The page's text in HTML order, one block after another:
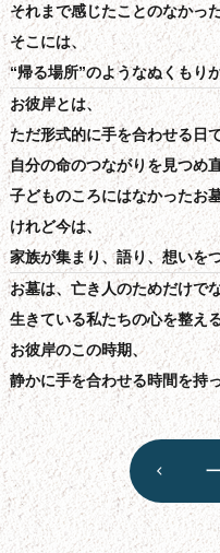
それまで感じたことのなかっ
そこには、
“帰る場所”のようなぬくもり
お彼岸とは、
ただ形式的に手を合わせる日
自分の命のつながりを見つめ
子どものころにはなかったお
けれど今は、
家族が集まり、語り、想いを
お墓は、亡き人のためだけで
生きている私たちの心を整え
お彼岸のこの時期、
静かに手を合わせる時間を持